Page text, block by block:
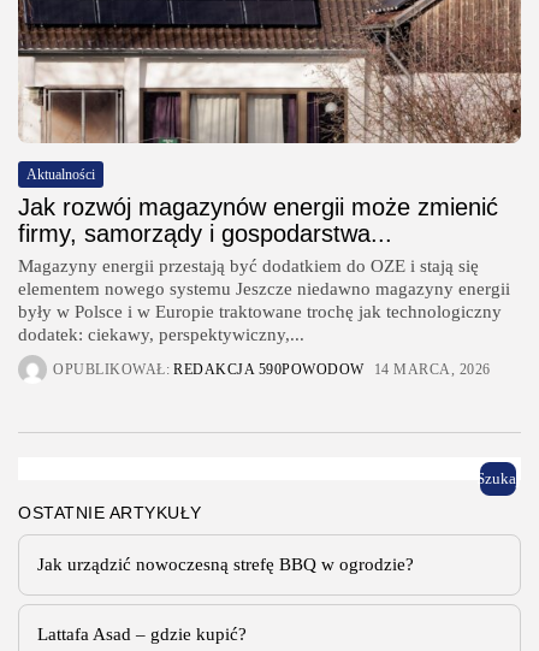
Aktualności
Jak rozwój magazynów energii może zmienić
firmy, samorządy i gospodarstwa...
Magazyny energii przestają być dodatkiem do OZE i stają się
elementem nowego systemu Jeszcze niedawno magazyny energii
były w Polsce i w Europie traktowane trochę jak technologiczny
dodatek: ciekawy, perspektywiczny,...
OPUBLIKOWAŁ: REDAKCJA 590POWODOW 14 MARCA, 2026
Szukaj
OSTATNIE ARTYKUŁY
Jak urządzić nowoczesną strefę BBQ w ogrodzie?
Lattafa Asad – gdzie kupić?